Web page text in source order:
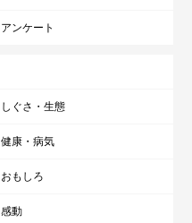
アンケート
しぐさ・生態
健康・病気
おもしろ
感動